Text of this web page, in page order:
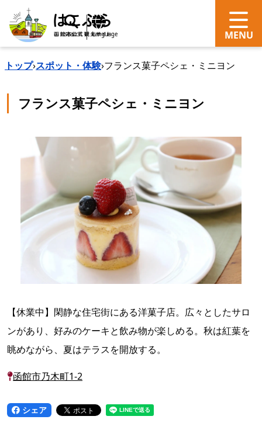
search Language
トップ›スポット・体験›フランス菓子ペシェ・ミニヨン
フランス菓子ペシェ・ミニヨン
【休業中】閑静な住宅街にある洋菓子店。広々としたサロ
ンがあり、好みのケーキと飲み物が楽しめる。秋は紅葉を
眺めながら、夏はテラスを開放する。
函館市乃木町1-2
シェア